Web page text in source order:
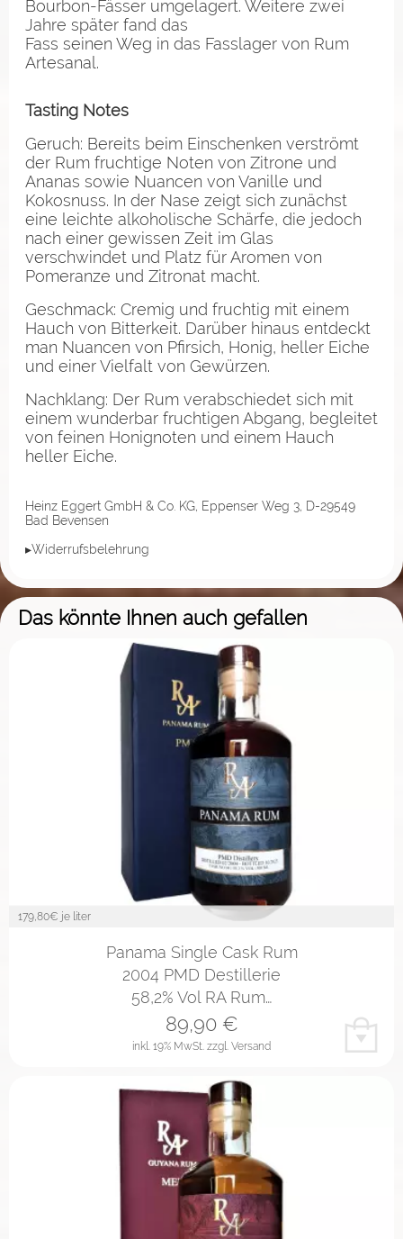
Bourbon-Fässer umgelagert. Weitere zwei
Jahre später fand das
Fass seinen Weg in das Fasslager von Rum
Artesanal.
Tasting Notes
Geruch: Bereits beim Einschenken verströmt
der Rum fruchtige Noten von Zitrone und
Ananas sowie Nuancen von Vanille und
Kokosnuss. In der Nase zeigt sich zunächst
eine leichte alkoholische Schärfe, die jedoch
nach einer gewissen Zeit im Glas
verschwindet und Platz für Aromen von
Pomeranze und Zitronat macht.
Geschmack: Cremig und fruchtig mit einem
Hauch von Bitterkeit. Darüber hinaus entdeckt
man Nuancen von Pfirsich, Honig, heller Eiche
und einer Vielfalt von Gewürzen.
Nachklang: Der Rum verabschiedet sich mit
einem wunderbar fruchtigen Abgang, begleitet
von feinen Honignoten und einem Hauch
heller Eiche.
Heinz Eggert GmbH & Co. KG, Eppenser Weg 3, D-29549
Bad Bevensen
▸Widerrufsbelehrung
Das könnte Ihnen auch gefallen
179,80€ je liter
Panama Single Cask Rum
2004 PMD Destillerie
58,2% Vol RA Rum…
inkl. 19% MwSt. zzgl. Versand
89,90€